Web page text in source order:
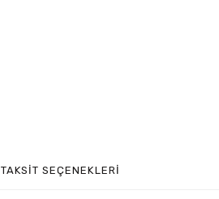
TAKSIT SEÇENEKLERI